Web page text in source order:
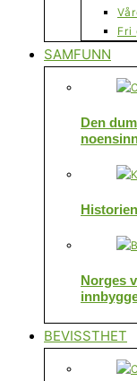
Fri
SAMFUNN
Den
Norges
BEVISSTHET